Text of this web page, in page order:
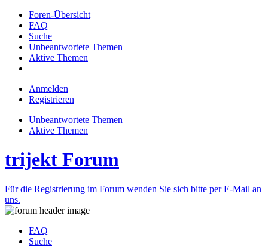
Foren-Übersicht
FAQ
Suche
Unbeantwortete Themen
Aktive Themen
Anmelden
Registrieren
Unbeantwortete Themen
Aktive Themen
trijekt Forum
Für die Registrierung im Forum wenden Sie sich bitte per E-Mail an
uns.
FAQ
Suche